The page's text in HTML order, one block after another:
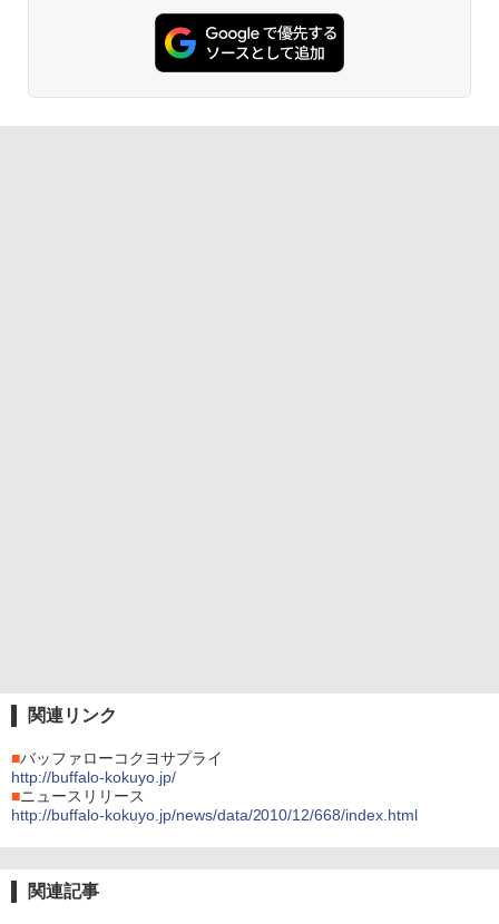
関連リンク
■バッファローコクヨサプライ
http://buffalo-kokuyo.jp/
■ニュースリリース
http://buffalo-kokuyo.jp/news/data/2010/12/668/index.html
関連記事